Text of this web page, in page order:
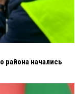
района начались